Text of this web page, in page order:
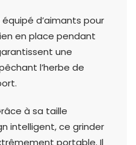
d’aimants pour
en place pendant
une
l’herbe de
à sa taille
intelligent, ce grinder